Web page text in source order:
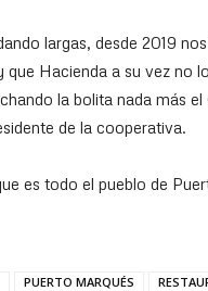
largas, desde 2019
que Hacienda a su vez no
la bolita nada más
de la cooperativa.
es todo el pueblo de
PUERTO MARQUÉS